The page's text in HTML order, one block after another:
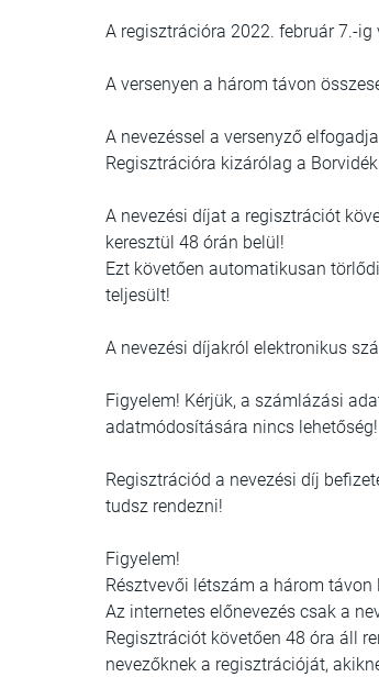
A regisztrációra 2022. február 7.-
A versenyen a három távon
A nevezéssel a versenyző
Regisztrációra kizárólag a
A nevezési díjat a regisztrációt
keresztül 48 órán belül!
Ezt követően automatikusan
teljesült!
A nevezési díjakról elektronikus
Figyelem! Kérjük, a számlázási
adatmódosítására nincs lehetőség!
Regisztrációd a nevezési díj
tudsz rendezni!
Figyelem!
Résztvevői létszám a három
Az internetes előnevezés csak a
Regisztrációt követően 48 óra áll
nevezőknek a regisztrációját,